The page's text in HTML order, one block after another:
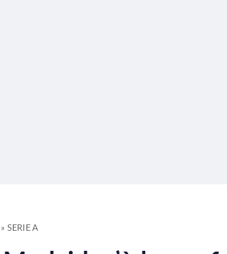
SERIE A